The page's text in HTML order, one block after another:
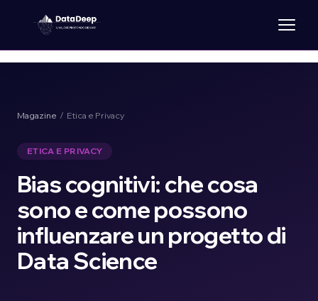
Magazine / Etica e Privacy
ETICA E PRIVACY
Bias cognitivi: che cosa
sono e come possono
influenzare un progetto di
Data Science